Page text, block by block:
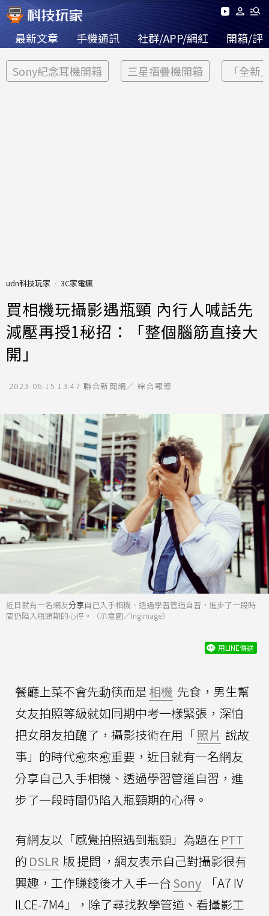
最新文章 手機通訊 社群/APP/網紅 開箱/評
Sony紀念耳機開箱 三星摺疊機開箱 「全新
udn科技玩家 3C家電瘋
買相機玩攝影遇瓶頸 內行人喊話先
減壓再授1秘招：「整個腦筋直接大
開」
2023-06-15 13:47 聯合新聞網／ 綜合報導
近日就有一名網友分享自己入手相機、透過學習管道自習，進步了一段時
間仍陷入瓶頸期的心得。（示意圖／Ingimage）
用LINE傳送
餐廳上菜不會先動筷而是相機 先食，男生幫
女友拍照等級就如同期中考一樣緊張，深怕
把女朋友拍醜了，攝影技術在用「照片 說故
事」的時代愈來愈重要，近日就有一名網友
分享自己入手相機、透過學習管道自習，進
步了一段時間仍陷入瓶頸期的心得。
有網友以「感覺拍照遇到瓶頸」為題在 PTT
的 DSLR 版提問 ，網友表示自己對攝影很有
興趣，工作賺錢後才入手一台Sony
「A7 IV
ILCE-7M4」，除了尋找教學管道、看攝影工